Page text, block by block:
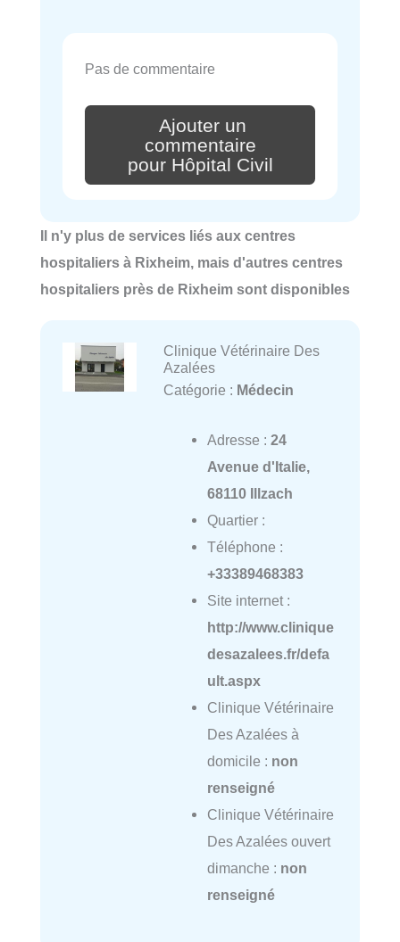
Pas de commentaire
Ajouter un
commentaire
pour Hôpital Civil
Il n'y plus de services liés aux centres
hospitaliers à Rixheim, mais d'autres centres
hospitaliers près de Rixheim sont disponibles
Clinique Vétérinaire Des
Azalées
Catégorie : Médecin
Adresse : 24
Avenue d'Italie,
68110 Illzach
Quartier :
Téléphone :
+33389468383
Site internet :
http://www.clinique
desazalees.fr/defa
ult.aspx
Clinique Vétérinaire
Des Azalées à
domicile : non
renseigné
Clinique Vétérinaire
Des Azalées ouvert
dimanche : non
renseigné